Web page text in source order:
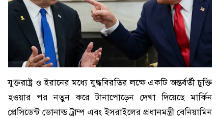
যুক্তরাষ্ট্র ও ইরানের মধ্যে যুদ্ধবিরতির লক্ষে একটি অন্তর্বর্তী চুক্তি
হওয়ার পর নতুন করে টানাপোড়েন দেখা দিয়েছে মার্কিন
প্রেসিডেন্ট ডোনাল্ড ট্রাম্প এবং ইসরাইলের প্রধানমন্ত্রী বেনিয়ামিন